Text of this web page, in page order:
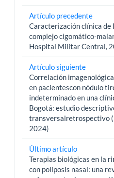
Artículo precedente
Caracterización clínica de
complejo cigomático-
Hospital Militar Central,
Artículo siguiente
Correlación
en pacientescon nódulo
indeterminado en una
Bogotá: estudio
transversalretrospectivo
2024)
Último artículo
Terapias biológicas en la
con poliposis nasal: una